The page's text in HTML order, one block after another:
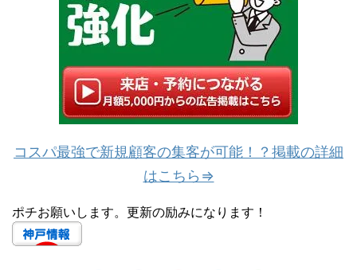
コスパ最強で新規顧客の集客が可能！？掲載の詳細
はこちら⇒
ポチお願いします。更新の励みになります！